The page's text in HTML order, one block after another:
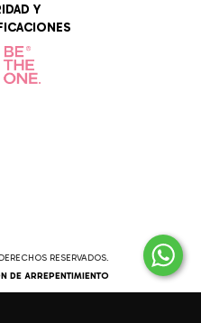
Y
RESERVADOS.
DE ARREPENTIMIENTO